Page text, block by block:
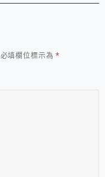
必填欄位標示為*